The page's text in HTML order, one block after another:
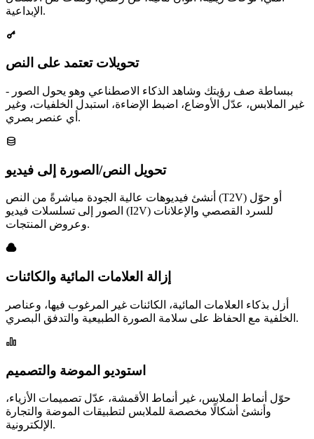
الإبداعية.
تحويلات تعتمد على النص
ببساطة صف رؤيتك وشاهد الذكاء الاصطناعي وهو يحول الصور -
غير الملابس، عدّل الأوضاع، اضبط الإضاءة، استبدل الخلفيات، وغير
أي عنصر بصري.
تحويل النص/الصورة إلى فيديو
أنشئ فيديوهات عالية الجودة مباشرةً من النص (T2V) أو حوّل
الصور إلى تسلسلات فيديو (I2V) للسرد القصصي والإعلانات
وعروض المنتجات.
إزالة العلامات المائية والكائنات
أزل بذكاء العلامات المائية، الكائنات غير المرغوب فيها، وعناصر
الخلفية مع الحفاظ على سلامة الصورة الطبيعية والتدفق البصري.
استوديو الموضة والتصميم
حوّل أنماط الملابس، غير أنماط الأقمشة، عدّل تصميمات الأزياء،
وأنشئ أشكالًا مخصصة للملابس لتطبيقات الموضة والتجارة
الإلكترونية.